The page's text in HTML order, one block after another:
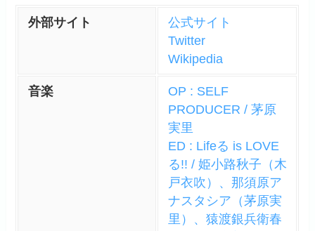
外部サイト
公式サイト
Twitter
Wikipedia
音楽
OP : SELF
PRODUCER / 茅原
実里
ED : Lifeる is LOVE
る!! / 姫小路秋子（木
戸衣吹）、那須原ア
ナスタシア（茅原実
里）、猿渡銀兵衛春